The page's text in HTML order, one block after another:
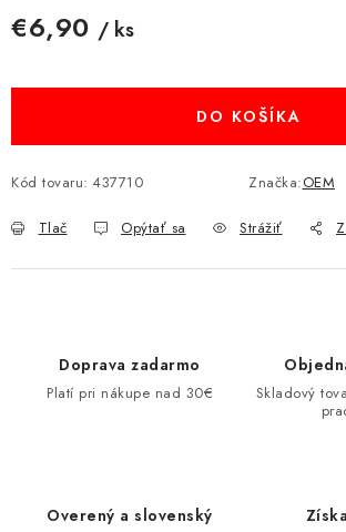
Podmienky ochrany osobných údajov
€6,90 / ks
DO KOŠÍKA
Kód tovaru: 437710 Značka:OEM
Tlač Opýtať sa Strážiť
Doprava zadarmo
Platí pri nákupe nad 30€
Skladový
Overený a slovenský